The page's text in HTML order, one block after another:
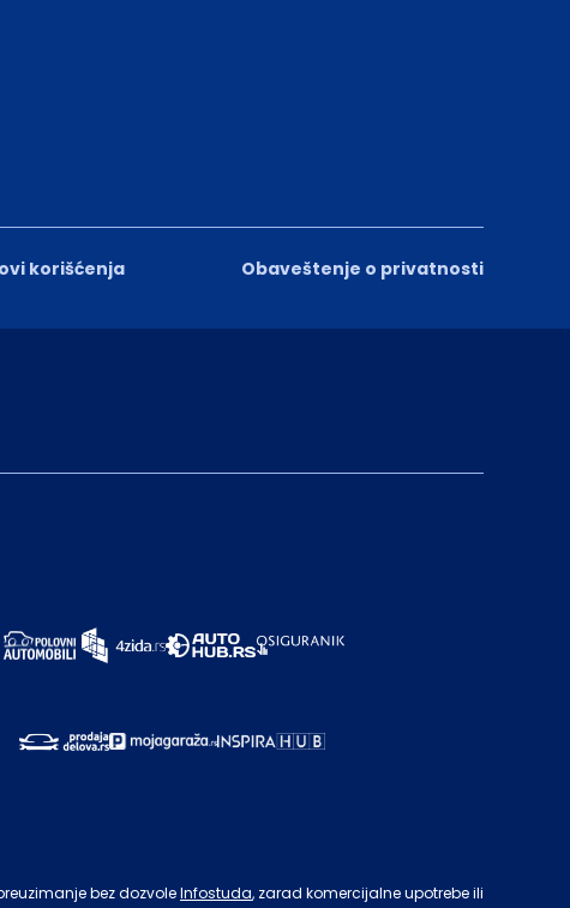
korišćenja Obaveštenje o privatnosti
bez dozvoleInfostuda, zarad komercijalne upotrebe ili